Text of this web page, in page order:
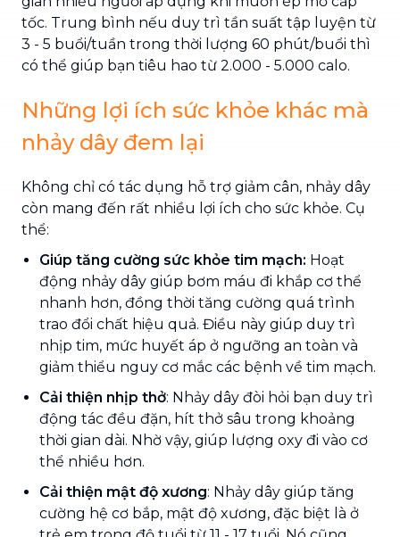
tốc. Trung bình nếu duy trì tần suất tập luyện từ
3 - 5 buổi/tuần trong thời lượng 60 phút/buổi thì
có thể giúp bạn tiêu hao từ 2.000 - 5.000 calo.
Những lợi ích sức khỏe khác mà
nhảy dây đem lại
Không chỉ có tác dụng hỗ trợ giảm cân, nhảy dây
còn mang đến rất nhiều lợi ích cho sức khỏe. Cụ
thể:
Giúp tăng cường sức khỏe tim mạch: Hoạt
động nhảy dây giúp bơm máu đi khắp cơ thể
nhanh hơn, đồng thời tăng cường quá trình
trao đổi chất hiệu quả. Điều này giúp duy trì
nhịp tim, mức huyết áp ở ngưỡng an toàn và
giảm thiểu nguy cơ mắc các bệnh về tim mạch.
Cải thiện nhịp thở: Nhảy dây đòi hỏi bạn duy trì
động tác đều đặn, hít thở sâu trong khoảng
thời gian dài. Nhờ vậy, giúp lượng oxy đi vào cơ
thể nhiều hơn.
Cải thiện mật độ xương: Nhảy dây giúp tăng
cường hệ cơ bắp, mật độ xương, đặc biệt là ở